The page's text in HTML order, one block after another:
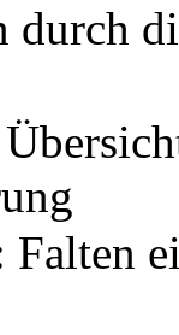
durch